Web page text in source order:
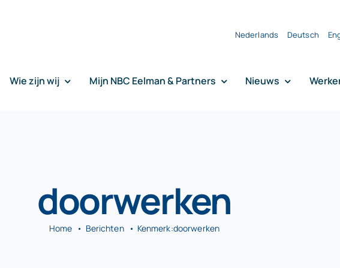
Nederlands Deutsch
Wie zijn wij Mijn NBC Eelman & Partners Nieuws
doorwerken
Home Berichten Kenmerk:doorwerken